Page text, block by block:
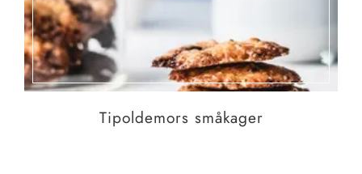
Tipoldemors småkager